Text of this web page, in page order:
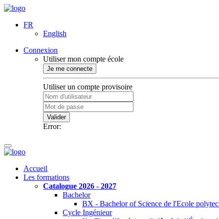
FR
English
Connexion
Utiliser mon compte école
Je me connecte
Utiliser un compte provisoire
Valider
Error:
Accueil
Les formations
Catalogue 2026 - 2027
Bachelor
BX - Bachelor of Science de l'Ecole
Cycle Ingénieur